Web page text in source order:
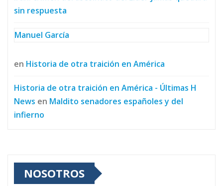
sin respuesta
Manuel García
en Historia de otra traición en América
Historia de otra traición en América - Últimas H
News en Maldito senadores españoles y del
infierno
NOSOTROS